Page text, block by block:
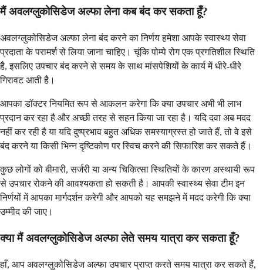
मैं अवलग्लुकोसिडेज अल्फा लेना कब बंद कर सकता हूँ?
अवलग्लुकोसिडेज अल्फा लेना बंद करने का निर्णय हमेशा आपके स्वास्थ्य सेवा
प्रदाता के परामर्श से लिया जाना चाहिए। चूंकि पोम्पे रोग एक प्रगतिशील स्थिति
है, इसलिए उपचार बंद करने से समय के साथ मांसपेशियों के कार्य में धीरे-धीरे
गिरावट आती है।
आपका डॉक्टर नियमित रूप से आकलन करेगा कि क्या उपचार अभी भी लाभ
प्रदान कर रहा है और अच्छी तरह से सहन किया जा रहा है। यदि दवा अब मदद
नहीं कर रही है या यदि दुष्प्रभाव बहुत अधिक समस्याग्रस्त हो जाते हैं, तो वे इसे
बंद करने या किसी भिन्न दृष्टिकोण पर स्विच करने की सिफारिश कर सकते हैं।
कुछ लोगों को बीमारी, सर्जरी या अन्य चिकित्सा स्थितियों के कारण अस्थायी रूप
से उपचार रोकने की आवश्यकता हो सकती है। आपकी स्वास्थ्य सेवा टीम इन
निर्णयों में आपका मार्गदर्शन करेगी और आपको यह समझने में मदद करेगी कि क्या
उम्मीद की जाए।
क्या मैं अवलग्लुकोसिडेज अल्फा लेते समय यात्रा कर सकता हूँ?
हाँ, आप अवलग्लुकोसिडेज अल्फा उपचार प्राप्त करते समय यात्रा कर सकते हैं,